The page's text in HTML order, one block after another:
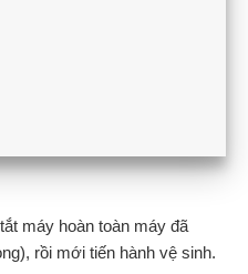
máy hoàn toàn máy đã
rồi mới tiến hành vệ sinh.